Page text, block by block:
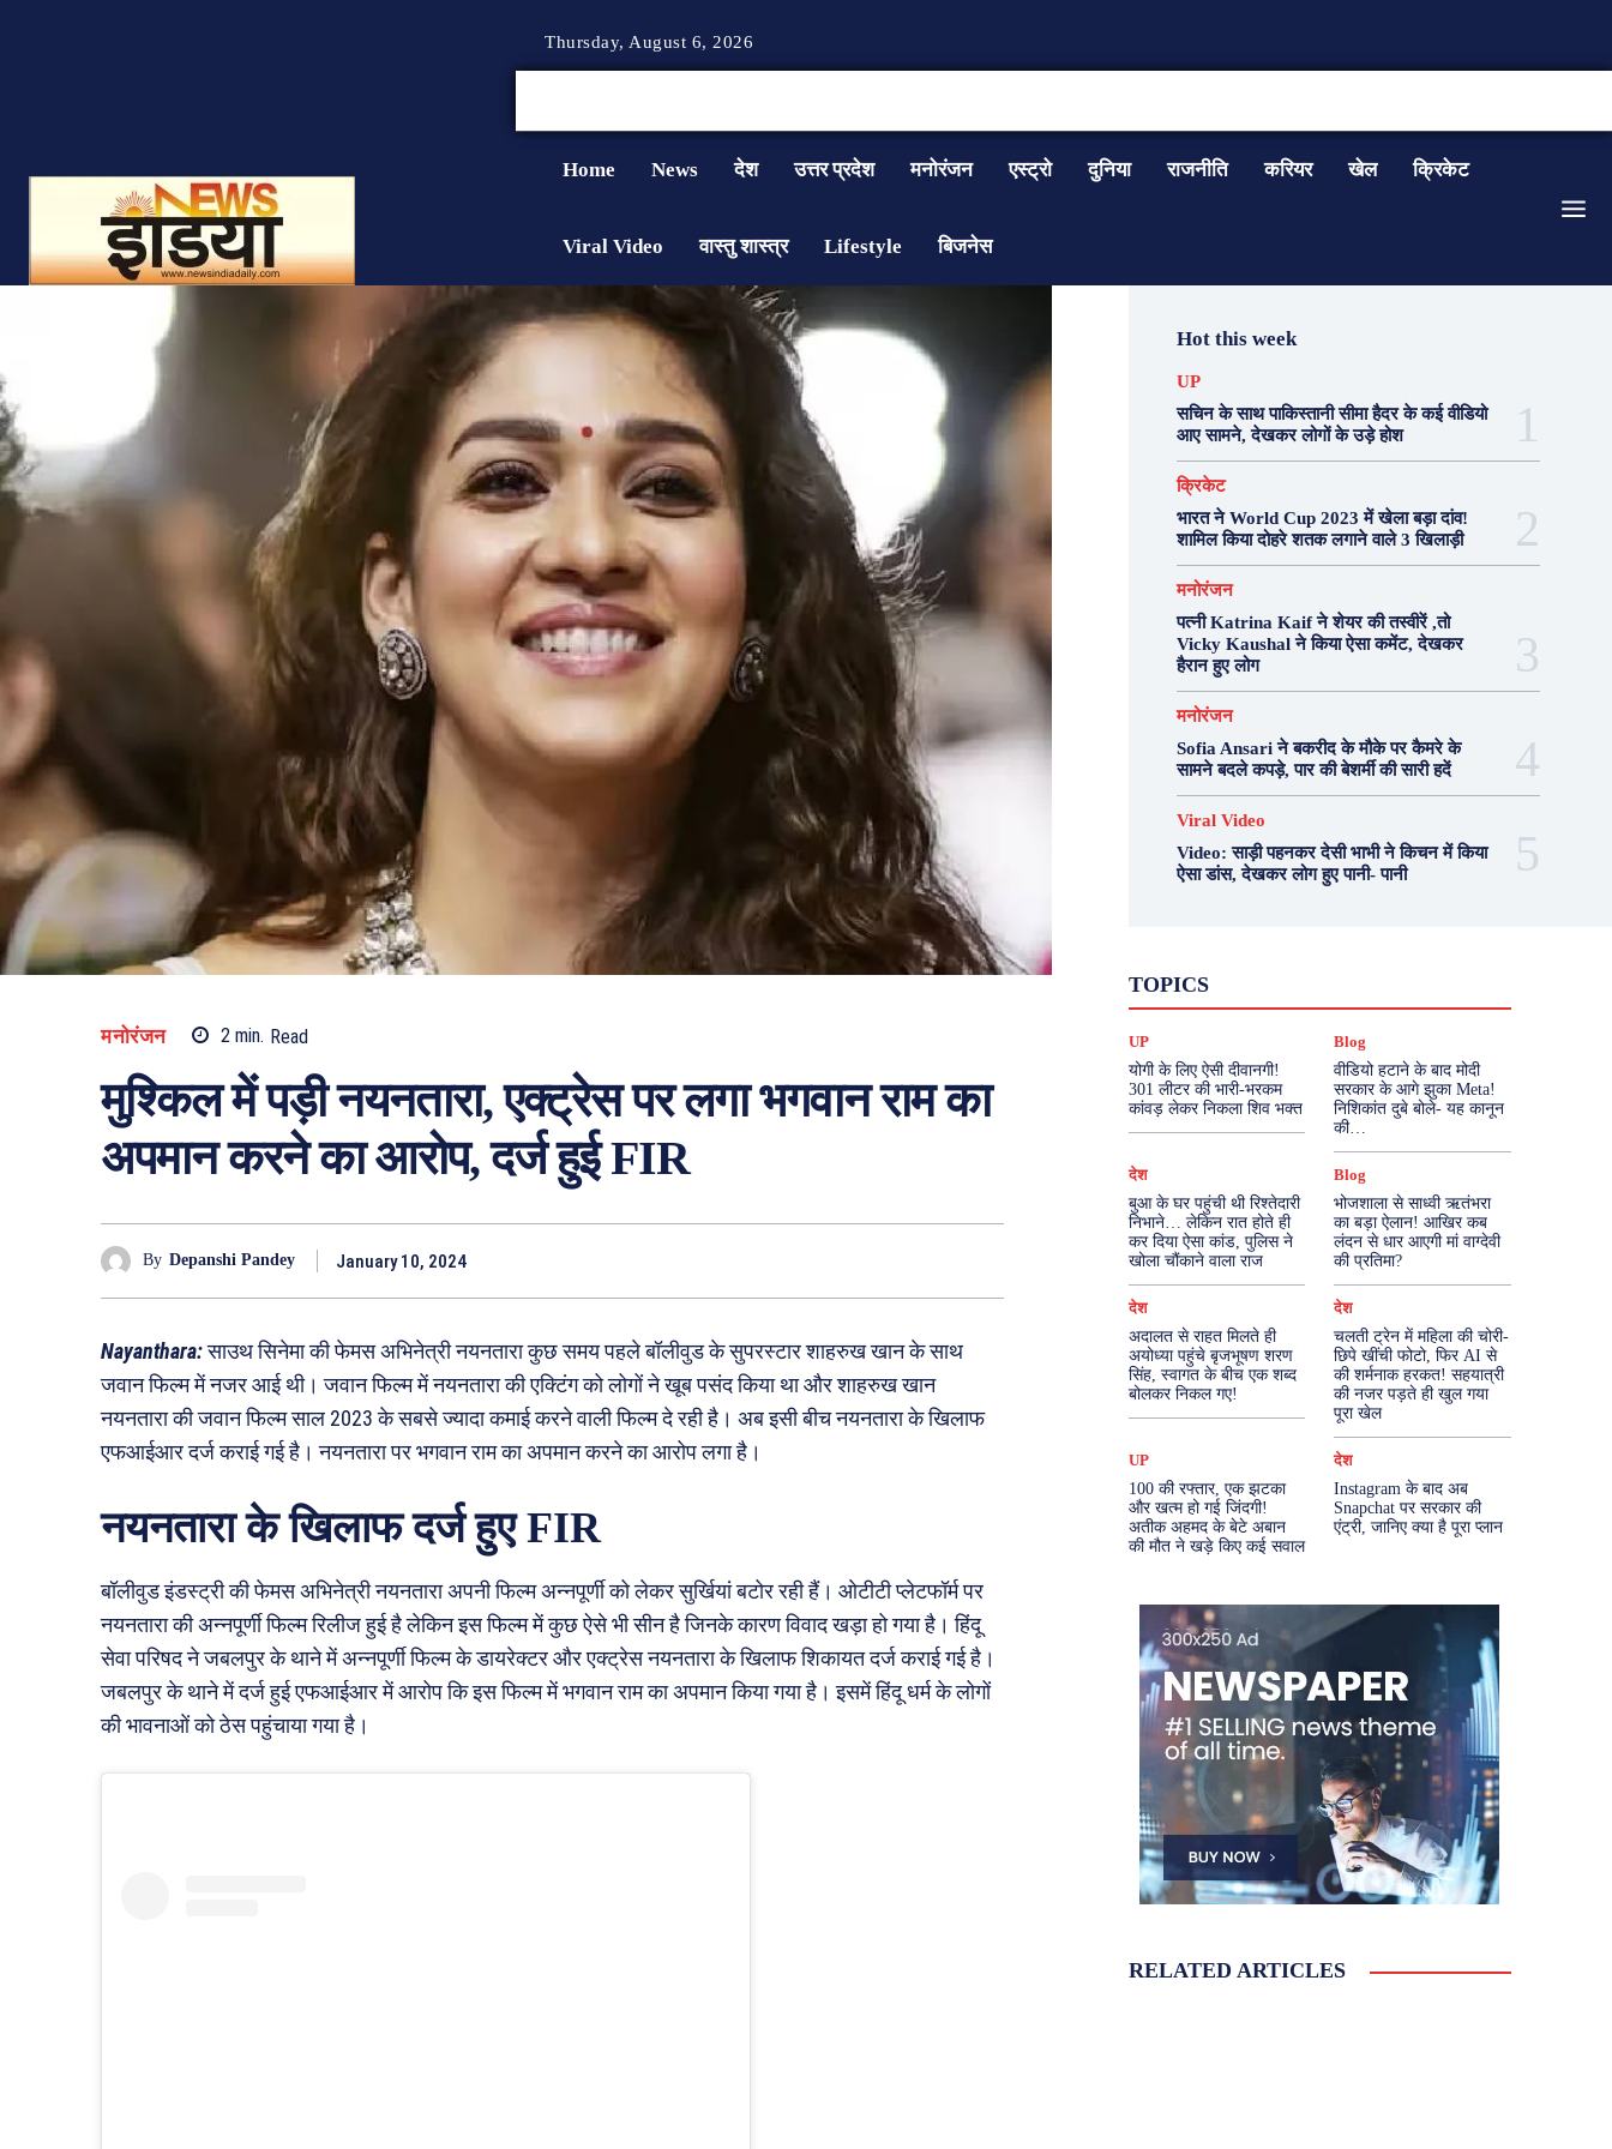
Thursday, August 6, 2026
Home News देश उत्तर प्रदेश मनोरंजन एस्ट्रो दुनिया राजनीति करियर खेल क्रिकेट
Viral Video वास्तु शास्त्र Lifestyle बिजनेस
मनोरंजन 2min. Read
मुश्किल में पड़ी नयनतारा, एक्ट्रेस पर लगा भगवान राम का
अपमान करने का आरोप, दर्ज हुई FIR
By Depanshi Pandey January 10, 2024
Nayanthara:साउथ सिनेमा की फेमस अभिनेत्री नयनतारा कुछ समय पहले बॉलीवुड के सुपरस्टार शाहरुख खान के साथ
जवान फिल्म में नजर आई थी। जवान फिल्म में नयनतारा की एक्टिंग को लोगों ने खूब पसंद किया था और शाहरुख खान
नयनतारा की जवान फिल्म साल 2023 के सबसे ज्यादा कमाई करने वाली फिल्म दे रही है। अब इसी बीच नयनतारा के खिलाफ
एफआईआर दर्ज कराई गई है। नयनतारा पर भगवान राम का अपमान करने का आरोप लगा है।
नयनतारा के खिलाफ दर्ज हुए FIR
बॉलीवुड इंडस्ट्री की फेमस अभिनेत्री नयनतारा अपनी फिल्म अन्नपूर्णी को लेकर सुर्खियां बटोर रही हैं। ओटीटी प्लेटफॉर्म पर
नयनतारा की अन्नपूर्णी फिल्म रिलीज हुई है लेकिन इस फिल्म में कुछ ऐसे भी सीन है जिनके कारण विवाद खड़ा हो गया है। हिंदू
सेवा परिषद ने जबलपुर के थाने में अन्नपूर्णी फिल्म के डायरेक्टर और एक्ट्रेस नयनतारा के खिलाफ शिकायत दर्ज कराई गई है।
जबलपुर के थाने में दर्ज हुई एफआईआर में आरोप कि इस फिल्म में भगवान राम का अपमान किया गया है। इसमें हिंदू धर्म के लोगों
की भावनाओं को ठेस पहुंचाया गया है।
Hot this week
UP
सचिन के साथ पाकिस्तानी सीमा हैदर के कई वीडियो
आए सामने, देखकर लोगों के उड़े होश
क्रिकेट
भारत ने World Cup 2023 में खेला बड़ा दांव!
शामिल किया दोहरे शतक लगाने वाले 3 खिलाड़ी
मनोरंजन
पत्नी Katrina Kaif ने शेयर की तस्वीरें ,तो
Vicky Kaushal ने किया ऐसा कमेंट, देखकर
हैरान हुए लोग
मनोरंजन
Sofia Ansari ने बकरीद के मौके पर कैमरे के
सामने बदले कपड़े, पार की बेशर्मी की सारी हदें
Viral Video
Video: साड़ी पहनकर देसी भाभी ने किचन में किया
ऐसा डांस, देखकर लोग हुए पानी- पानी
TOPICS
दुनिया
मनोरंजन
राजनीति वास्तु शास्त्र
More
UP
योगी के लिए ऐसी दीवानगी!
301 लीटर की भारी-भरकम
कांवड़ लेकर निकला शिव भक्त
Blog
वीडियो हटाने के बाद मोदी
सरकार के आगे झुका Meta!
निशिकांत दुबे बोले- यह कानून
की…
देश
बुआ के घर पहुंची थी रिश्तेदारी
निभाने… लेकिन रात होते ही
कर दिया ऐसा कांड, पुलिस ने
खोला चौंकाने वाला राज
Blog
भोजशाला से साध्वी ऋतंभरा
का बड़ा ऐलान! आखिर कब
लंदन से धार आएगी मां वाग्देवी
की प्रतिमा?
देश
अदालत से राहत मिलते ही
अयोध्या पहुंचे बृजभूषण शरण
सिंह, स्वागत के बीच एक शब्द
बोलकर निकल गए!
देश
चलती ट्रेन में महिला की चोरी-
छिपे खींची फोटो, फिर AI से
की शर्मनाक हरकत! सहयात्री
की नजर पड़ते ही खुल गया
पूरा खेल
UP
100 की रफ्तार, एक झटका
और खत्म हो गई जिंदगी!
अतीक अहमद के बेटे अबान
की मौत ने खड़े किए कई सवाल
देश
Instagram के बाद अब
Snapchat पर सरकार की
एंट्री, जानिए क्या है पूरा प्लान
RELATED ARTICLES